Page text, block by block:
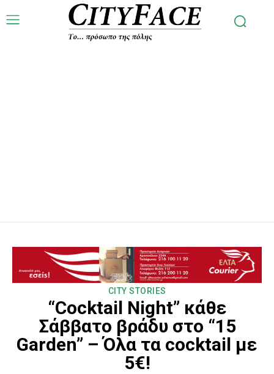
CITY STORIES
“Cocktail Night” κάθε
Σάββατο βράδυ στο “15
Garden” – Όλα τα cocktail με
5€!